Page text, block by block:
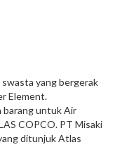
yang bergerak
Element.
barang untuk Air
COPCO. PT Misaki
ditunjuk Atlas